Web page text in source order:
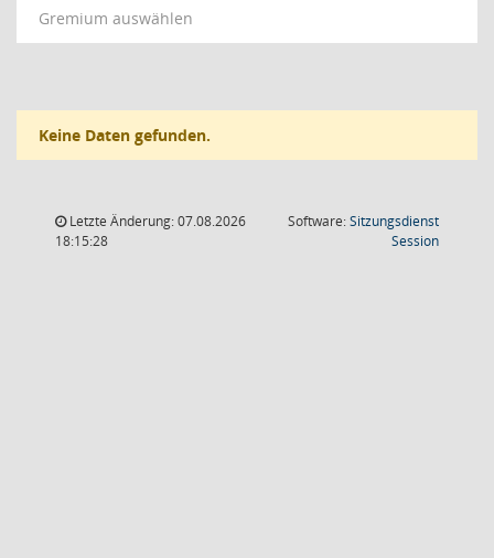
Gremium auswählen
Keine Daten gefunden.
Letzte Änderung: 07.08.2026
18:15:28
Software:Sitzungsdienst
Session(Wird in